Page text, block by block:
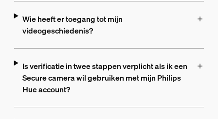
Wie heeft er toegang tot mijn
videogeschiedenis?
Is verificatie in twee stappen verplicht als ik een
Secure camera wil gebruiken met mijn Philips
Hue account?